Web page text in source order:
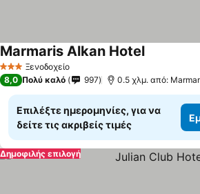
3 ΑστέριαΞενοδοχείο
Marmaris Alkan Hotel
8,0 Πολύ καλό 997 0.5 χλμ. από:
Επιλέξτε ημερομηνίες, για να
δείτε τις ακριβείς τιμές
Δημοφιλής επιλογή